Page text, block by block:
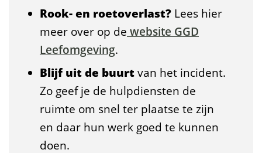
Rook- en roetoverlast? Lees hier
meer over op de website GGD
Leefomgeving.
Blijf uit de buurtvan het incident.
Zo geef je de hulpdiensten de
ruimte om snel ter plaatse te zijn
en daar hun werk goed te kunnen
doen.